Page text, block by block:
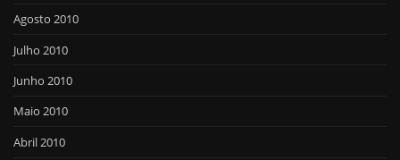
Agosto 2010
Julho 2010
Junho 2010
Maio 2010
Abril 2010